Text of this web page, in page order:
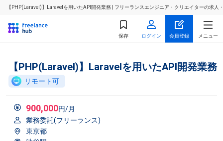
【PHP(Laravel)】Laravelを用いたAPI開発業務 | フリーランスエンジニア・クリエイターの求人
保存 ログイン 会員登録 メニュー
【PHP(Laravel)】Laravelを用いたAPI開発業務
リモート可
900,000円/月
業務委託(フリーランス)
東京都